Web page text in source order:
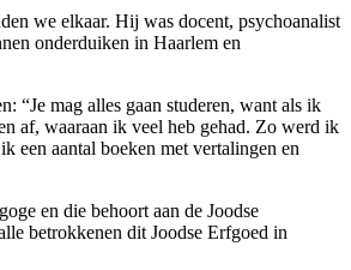
we elkaar. Hij was docent, psychoanalist
onderduiken in Haarlem en
“Je mag alles gaan studeren, want als ik
af, waaraan ik veel heb gehad. Zo werd ik
een aantal boeken met vertalingen en
en die behoort aan de Joodse
betrokkenen dit Joodse Erfgoed in